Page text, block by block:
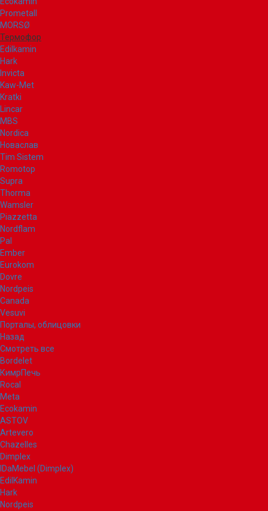
Prometall
MORSØ
Термофор
Edilkamin
Hark
Invicta
Kaw-Met
Kratki
Lincar
MBS
Nordica
Новаслав
Tim Sistem
Romotop
Supra
Thorma
Wamsler
Piazzetta
Nordflam
Pal
Ember
Eurokom
Dovre
Nordpeis
Canada
Vesuvi
Порталы, облицовки
Назад
Смотреть все
Bordelet
КимрПечь
Rocal
Meta
Ecokamin
ASTOV
Artevero
Chazelles
Dimplex
IDaMebel (Dimplex)
EdilKamin
Hark
Nordpeis